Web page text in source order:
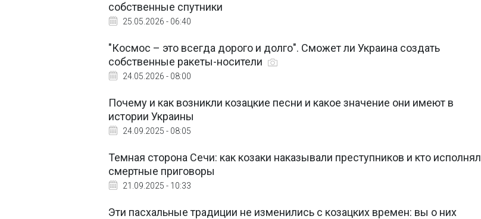
собственные спутники
25.05.2026 - 06:40
"Космос – это всегда дорого и долго". Сможет ли Украина создать
собственные ракеты-носители
24.05.2026 - 08:00
Почему и как возникли козацкие песни и какое значение они имеют в
истории Украины
24.09.2025 - 08:05
Темная сторона Сечи: как козаки наказывали преступников и кто исполнял
смертные приговоры
21.09.2025 - 10:33
Эти пасхальные традиции не изменились с козацких времен: вы о них